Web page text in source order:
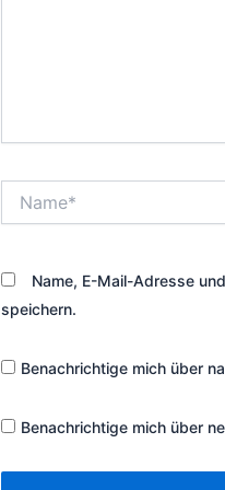
Name, E-Mail-Adresse
speichern.
Benachrichtige mich über
Benachrichtige mich über